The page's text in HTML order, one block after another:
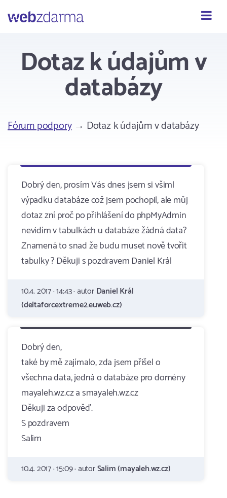
Webzdarma
Dotaz k údajům v
databázy
Fórum podpory→ Dotaz k údajům v databázy
Dobrý den, prosím Vás dnes jsem si všiml
výpadku databáze což jsem pochopil, ale můj
dotaz zní proč po přihlášení do phpMyAdmin
nevidím v tabulkách u databáze žádná data?
Znamená to snad že budu muset nově tvořit
tabulky ? Děkuji s pozdravem Daniel Král
10.4. 2017 · 14:43 · autorDaniel Král
(deltaforcextreme2.euweb.cz)
Dobrý den,
také by mě zajímalo, zda jsem přišel o
všechna data, jedná o databáze pro domény
mayaleh.wz.cz a smayaleh.wz.cz
Děkuji za odpověď.
S pozdravem
Salim
10.4. 2017 · 15:09 · autorSalim (mayaleh.wz.cz)